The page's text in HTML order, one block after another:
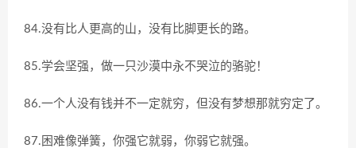
84.没有比人更高的山，没有比脚更长的路。
85.学会坚强，做一只沙漠中永不哭泣的骆驼！
86.一个人没有钱并不一定就穷，但没有梦想那就穷定了。
87.困难像弹簧，你强它就弱，你弱它就强。